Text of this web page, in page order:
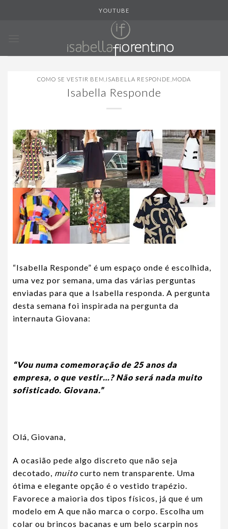
YOUTUBE
COMO SE VESTIR BEM ISABELLA RESPONDE MODA
Isabella Responde
“Isabella Responde” é um espaço onde é escolhida,
uma vez por semana, uma das várias perguntas
enviadas para que a Isabella responda. A pergunta
desta semana foi inspirada na pergunta da
internauta Giovana:
“Vou numa comemoração de 25 anos da
empresa, o que vestir…? Não será nada muito
sofisticado. Giovana.”
Olá, Giovana,
A ocasião pede algo discreto que não seja
decotado, muito curto nem transparente. Uma
ótima e elegante opção é o vestido trapézio.
Favorece a maioria dos tipos físicos, já que é um
modelo em A que não marca o corpo. Escolha um
colar ou brincos bacanas e um belo scarpin nos